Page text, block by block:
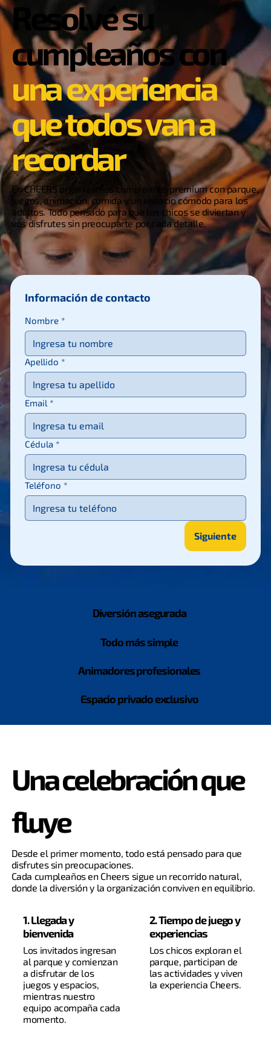
Resolvé su
cumpleaños con
una experiencia
que todos van a
recordar
En CHEERS organizamos cumpleaños premium con parque,
juegos, animación, comida y un espacio cómodo para los
adultos. Todo pensado para que los chicos se diviertan y
vos disfrutes sin preocuparte por cada detalle.
Información de contacto
Nombre *
Apellido *
Email *
Cédula *
Teléfono *
Siguiente
Diversión asegurada
Todo más simple
Animadores profesionales
Espacio privado exclusivo
2. Tiempo de juego y
experiencias
Los chicos exploran el
parque, participan de
las actividades y viven
la experiencia Cheers.
1. Llegada y
bienvenida
Los invitados ingresan
al parque y comienzan
a disfrutar de los
juegos y espacios,
mientras nuestro
equipo acompaña cada
momento.
Una celebración que
fluye
Desde el primer momento, todo está pensado para que
disfrutes sin preocupaciones.
Cada cumpleaños en Cheers sigue un recorrido natural,
donde la diversión y la organización conviven en equilibrio.